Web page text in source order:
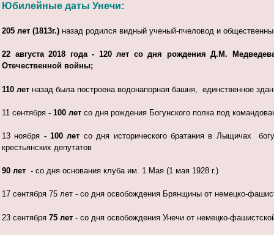
Юбилейные даты Унечи:
205 лет (1813г.) назад родился видный ученый-пчеловод и
22 августа 2018 года - 120 лет со дня рождения Д.М. Медведева
Отечественной войны;
110 лет назад была построена водонапорная башня, единственное
11 сентября - 100 лет со дня рождения Богунского полка под
13 ноября - 100 лет со дня исторического братания в Лыщичах
крестьянских депутатов
90 лет - со дня основания клуба им. 1 Мая (1 мая 1928 г.)
17 сентября 75 лет - со дня освобождения Брянщины от немецко-
23 сентября 75 лет - со дня освобождения Унечи от немецко-